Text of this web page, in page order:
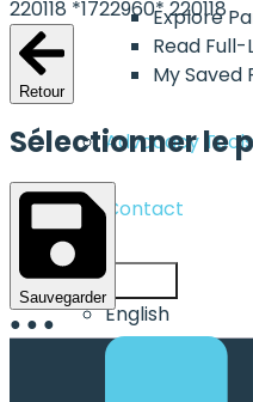
Explore
Read
My Saved
Advocacy Tools
Contact
Français
English
220118 *1722960* 220118
Retour
Sélectionner le
Sauvegarder
● ● ●